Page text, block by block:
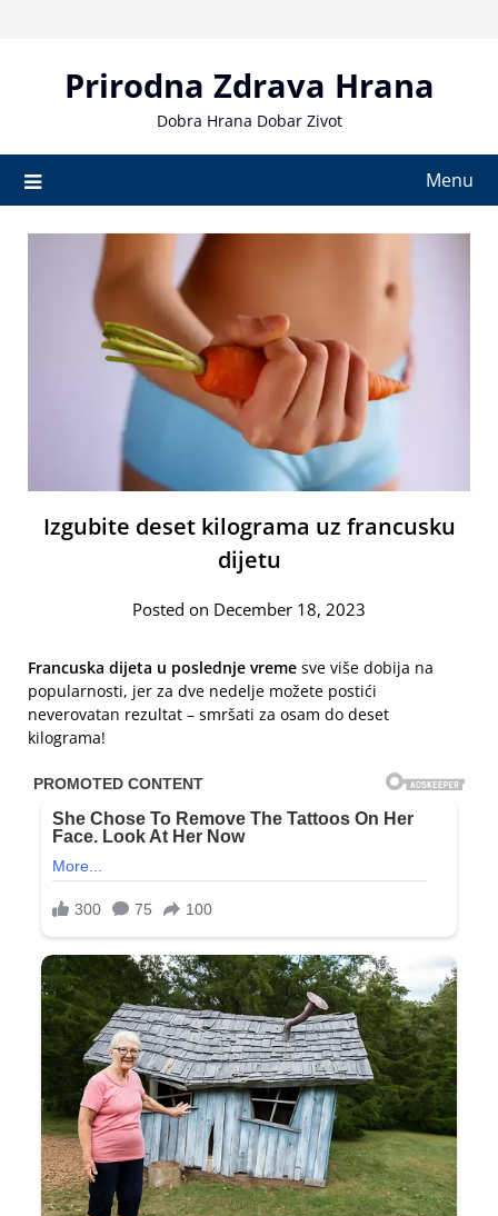
Prirodna Zdrava Hrana
Dobra Hrana Dobar Zivot
Menu
Izgubite deset kilograma uz francusku
dijetu
Posted on December 18, 2023
Francuska dijeta u poslednje vreme sve više dobija na
popularnosti, jer za dve nedelje možete postići
neverovatan rezultat – smršati za osam do deset
kilograma!